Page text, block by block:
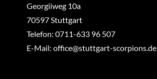
Georgiiweg 10a
70597 Stuttgart
Telefon: 0711-633 96 507
E-Mail: office@stuttgart-scorpions.de